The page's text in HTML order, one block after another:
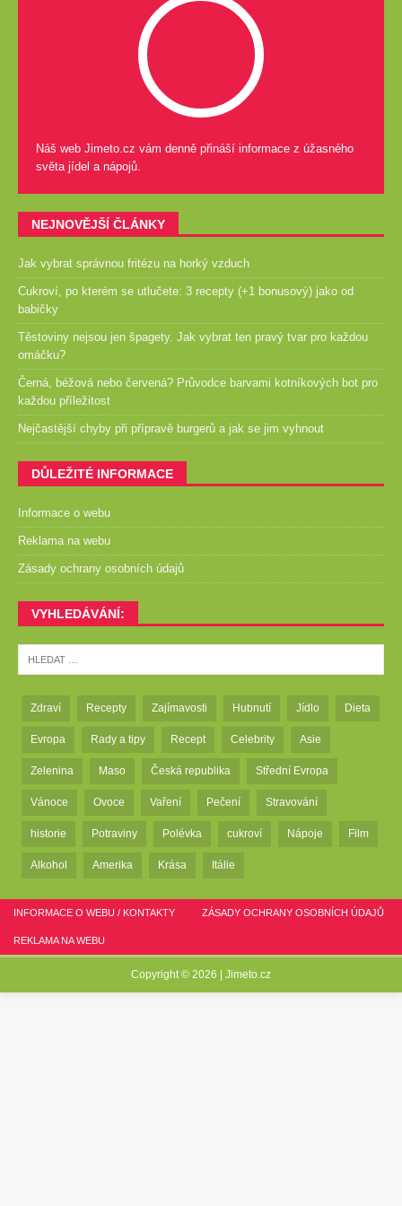
Náš web Jimeto.cz vám denně přináší informace z úžasného
světa jídel a nápojů.
NEJNOVĚJŠÍ ČLÁNKY
Jak vybrat správnou fritézu na horký vzduch
Cukroví, po kterém se utlučete: 3 recepty (+1 bonusový) jako od
babičky
Těstoviny nejsou jen špagety. Jak vybrat ten pravý tvar pro každou
omáčku?
Černá, béžová nebo červená? Průvodce barvami kotníkových bot pro
každou příležitost
Nejčastější chyby při přípravě burgerů a jak se jim vyhnout
DŮLEŽITÉ INFORMACE
Informace o webu
Reklama na webu
Zásady ochrany osobních údajů
VYHLEDÁVÁNÍ:
Zdraví Recepty Zajímavosti Hubnutí Jídlo Dieta
Evropa Rady a tipy Recept Celebrity Asie
Zelenina Maso Česká republika Střední Evropa
Vánoce Ovoce Vaření Pečení Stravování
historie Potraviny Polévka cukroví Nápoje Film
Alkohol Amerika Krása Itálie
INFORMACE O WEBU / KONTAKTY ZÁSADY OCHRANY OSOBNÍCH ÚDAJŮ
REKLAMA NA WEBU
Copyright © 2026 | Jimeto.cz